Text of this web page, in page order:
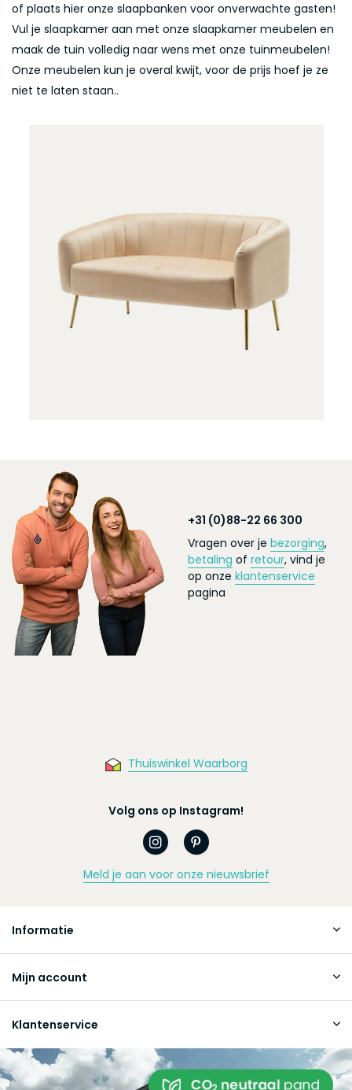
of plaats hier onze slaapbanken voor onverwachte gasten!
Vul je slaapkamer aan met onze slaapkamer meubelen en
maak de tuin volledig naar wens met onze tuinmeubelen!
Onze meubelen kun je overal kwijt, voor de prijs hoef je ze
niet te laten staan..
+31 (0)88-22 66 300
Vragen over je bezorging,
betaling of retour, vind je
op onze klantenservice
pagina
Thuiswinkel Waarborg
Volg ons op Instagram!
Meld je aan voor onze nieuwsbrief
Informatie
Mijn account
Klantenservice